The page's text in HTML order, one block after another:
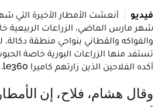
فيديو
أنعشت الأمطار الأخيرة التي
شهر مارس الماضي، الزراعات الربيعية
والفواكه والقطاني بنواحي منطقة
تستفد منها الزراعات البورية خاصة
أكده الفلاحين الذين زارتهم كاميرا le360.
وقال هشام، فلاح، إن الأمطار الأخيرة